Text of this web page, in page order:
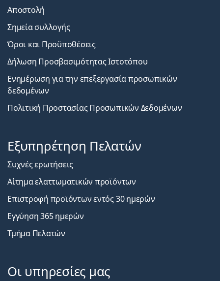
Αποστολή
Σημεία συλλογής
Όροι και Προϋποθέσεις
Δήλωση Προσβασιμότητας Ιστοτόπου
Ενημέρωση για την επεξεργασία προσωπικών
δεδομένων
Πολιτική Προστασίας Προσωπικών Δεδομένων
Εξυπηρέτηση Πελατών
Συχνές ερωτήσεις
Αίτημα ελαττωματικών προϊόντων
Επιστροφή προϊόντων εντός 30 ημερών
Εγγύηση 365 ημερών
Τμήμα Πελατών
Οι υπηρεσίες μας